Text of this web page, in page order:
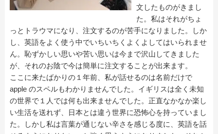
文したものがきまし
た。私はそれがちょ
っとトラウマになり、注文するのが苦手になりました。しか
し、英語をよく使う中でいちいちくよくよしてはいられませ
ん。恥ずかしい思いや苦い思いは今まで沢山してきました
が、それのお陰で今は簡単に注文することが出来ます。
ここに来たばかりの１年前、私が話せるのは名前だけで
apple のスペルもわかりませんでした。イギリスは全く未知
の世界で１人では何も出来ませんでした。正直なかなか楽し
い生活を送れず、日本とは違う世界に恐怖心を持っていまし
た。しかし私は言葉が通じない辛さを感じる度に、英語を話